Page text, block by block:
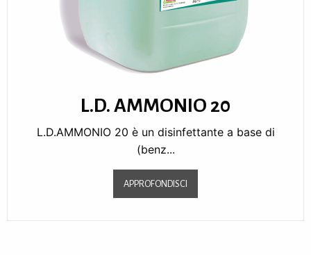
L.D. AMMONIO 20
L.D.AMMONIO 20 è un disinfettante a base di
(benz...
APPROFONDISCI